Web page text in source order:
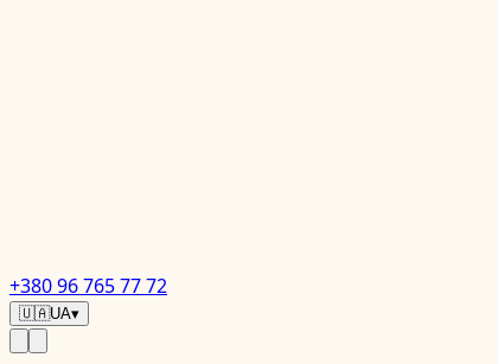
+380 96 765 77 72
🇺🇦UA▾